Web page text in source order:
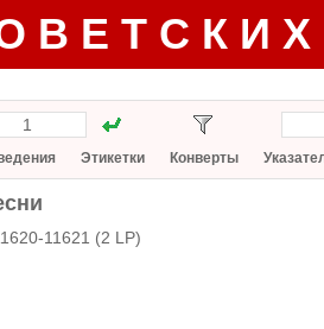
Этикетки Конверты
11621 (2 LP)